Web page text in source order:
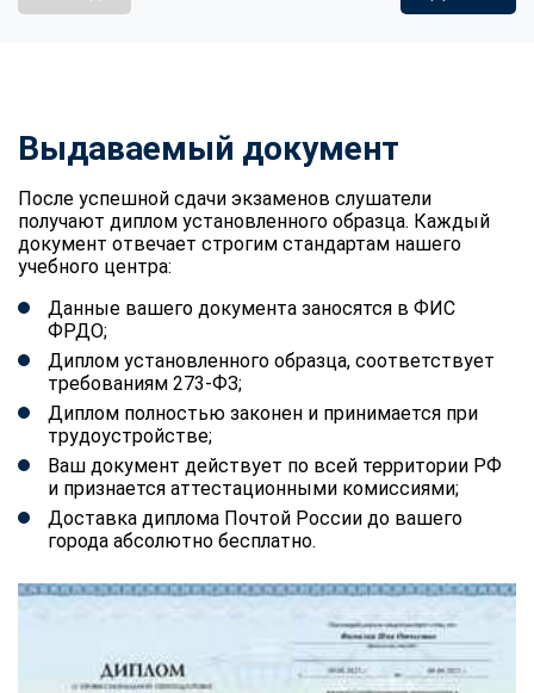
Выдаваемый документ
После успешной сдачи экзаменов слушатели
получают диплом установленного образца. Каждый
документ отвечает строгим стандартам нашего
учебного центра:
Данные вашего документа заносятся в ФИС
ФРДО;
Диплом установленного образца, соответствует
требованиям 273-ФЗ;
Диплом полностью законен и принимается при
трудоустройстве;
Ваш документ действует по всей территории РФ
и признается аттестационными комиссиями;
Доставка диплома Почтой России до вашего
города абсолютно бесплатно.